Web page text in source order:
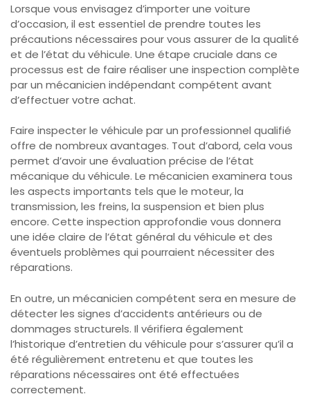
Lorsque vous envisagez d’importer une voiture
d’occasion, il est essentiel de prendre toutes les
précautions nécessaires pour vous assurer de la qualité
et de l’état du véhicule. Une étape cruciale dans ce
processus est de faire réaliser une inspection complète
par un mécanicien indépendant compétent avant
d’effectuer votre achat.
Faire inspecter le véhicule par un professionnel qualifié
offre de nombreux avantages. Tout d’abord, cela vous
permet d’avoir une évaluation précise de l’état
mécanique du véhicule. Le mécanicien examinera tous
les aspects importants tels que le moteur, la
transmission, les freins, la suspension et bien plus
encore. Cette inspection approfondie vous donnera
une idée claire de l’état général du véhicule et des
éventuels problèmes qui pourraient nécessiter des
réparations.
En outre, un mécanicien compétent sera en mesure de
détecter les signes d’accidents antérieurs ou de
dommages structurels. Il vérifiera également
l’historique d’entretien du véhicule pour s’assurer qu’il a
été régulièrement entretenu et que toutes les
réparations nécessaires ont été effectuées
correctement.